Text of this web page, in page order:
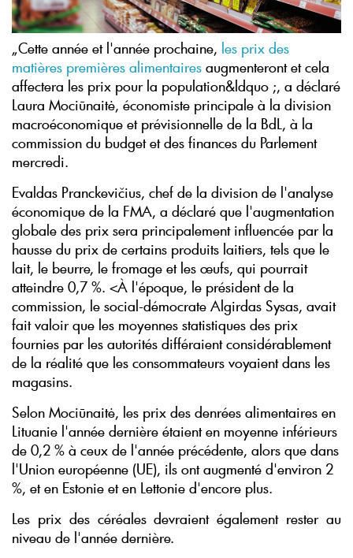
„Cette année et l'année prochaine, les prix des
matières premières alimentaires augmenteront et cela
affectera les prix pour la population&ldquo ;, a déclaré
Laura Mociūnaitė, économiste principale à la division
macroéconomique et prévisionnelle de la BdL, à la
commission du budget et des finances du Parlement
mercredi.
Evaldas Pranckevičius, chef de la division de l'analyse
économique de la FMA, a déclaré que l'augmentation
globale des prix sera principalement influencée par la
hausse du prix de certains produits laitiers, tels que le
lait, le beurre, le fromage et les œufs, qui pourrait
atteindre 0,7 %. <À l'époque, le président de la
commission, le social-démocrate Algirdas Sysas, avait
fait valoir que les moyennes statistiques des prix
fournies par les autorités différaient considérablement
de la réalité que les consommateurs voyaient dans les
magasins.
Selon Mociūnaitė, les prix des denrées alimentaires en
Lituanie l'année dernière étaient en moyenne inférieurs
de 0,2 % à ceux de l'année précédente, alors que dans
l'Union européenne (UE), ils ont augmenté d'environ 2
%, et en Estonie et en Lettonie d'encore plus.
Les prix des céréales devraient également rester au
niveau de l'année dernière.